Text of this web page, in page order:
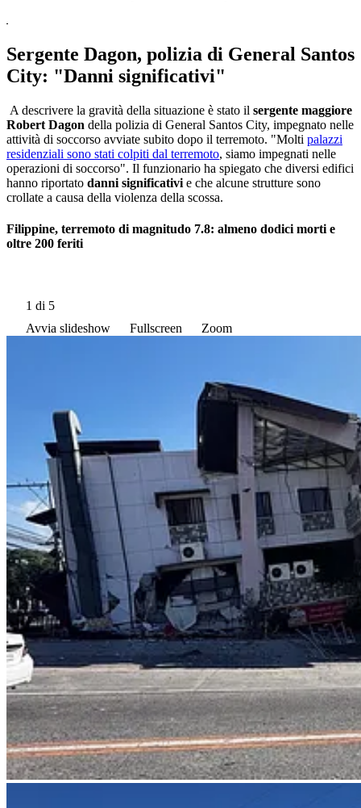
Sergente Dagon, polizia di General Santos
City: "Danni significativi"
A descrivere la gravità della situazione è stato il sergente maggiore
Robert Dagon della polizia di General Santos City, impegnato nelle
attività di soccorso avviate subito dopo il terremoto. "Molti palazzi
residenziali sono stati colpiti dal terremoto, siamo impegnati nelle
operazioni di soccorso". Il funzionario ha spiegato che diversi edifici
hanno riportato danni significativi e che alcune strutture sono
crollate a causa della violenza della scossa.
Filippine, terremoto di magnitudo 7.8: almeno dodici morti e
oltre 200 feriti
1 di 5
Avvia slideshow
Fullscreen Zoom